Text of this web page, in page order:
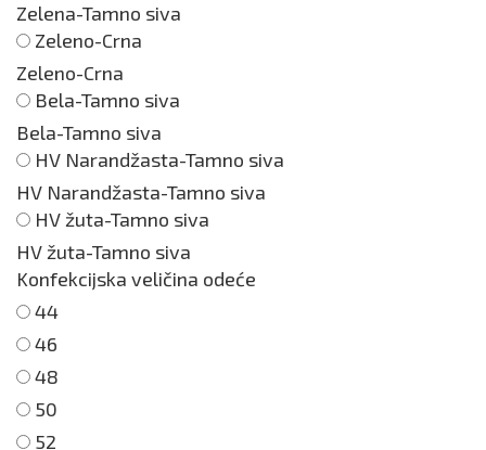
Zelena-Tamno siva
Zeleno-Crna
Zeleno-Crna
Bela-Tamno siva
Bela-Tamno siva
HV Narandžasta-Tamno siva
HV Narandžasta-Tamno siva
HV žuta-Tamno siva
HV žuta-Tamno siva
Konfekcijska veličina odeće
44
46
48
50
52